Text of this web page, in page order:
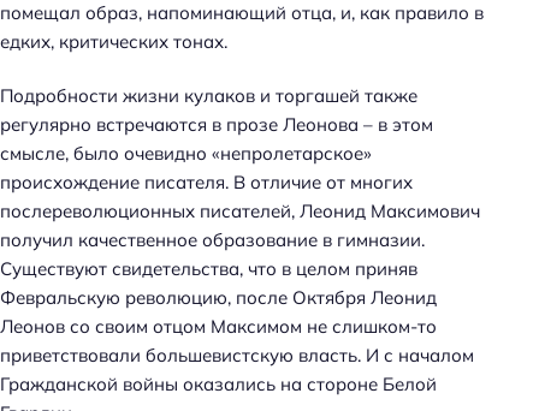
помещал образ, напоминающий отца, и, как правило в
едких, критических тонах.
Подробности жизни кулаков и торгашей также
регулярно встречаются в прозе Леонова – в этом
смысле, было очевидно «непролетарское»
происхождение писателя. В отличие от многих
послереволюционных писателей, Леонид Максимович
получил качественное образование в гимназии.
Существуют свидетельства, что в целом приняв
Февральскую революцию, после Октября Леонид
Леонов со своим отцом Максимом не слишком-то
приветствовали большевистскую власть. И с началом
Гражданской войны оказались на стороне Белой